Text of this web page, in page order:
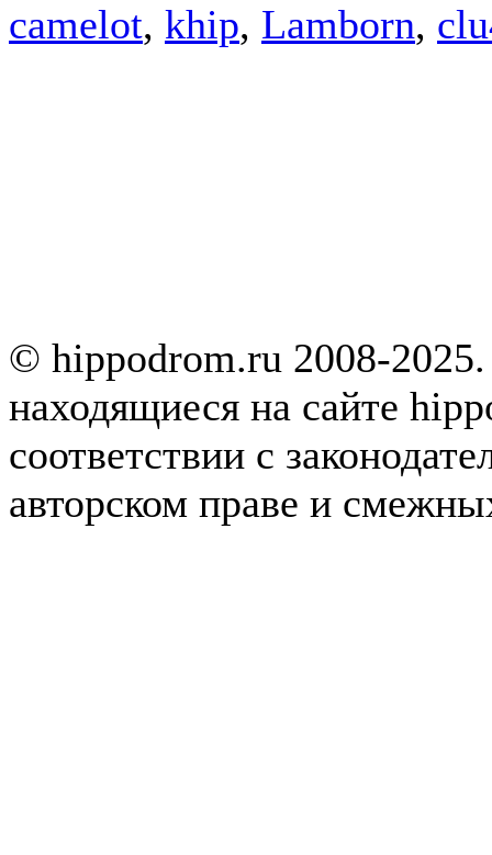
camelot, khip, Lamborn,
© hippodrom.ru 2008-
находящиеся на сайте
соответствии с
авторском праве и